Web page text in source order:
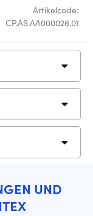
Artikelcode:
CP.AS.AA000026.01
UND